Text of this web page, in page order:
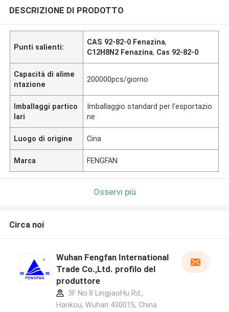
DESCRIZIONE DI PRODOTTO
Punti salienti:
CAS 92-82-0 Fenazina,
C12H8N2 Fenazina, Cas 92-82-0
Capacità di alime
ntazione
200000pcs/giorno
Imballaggi partico
lari
Imballaggio standard per l'esportazio
ne
Luogo di origine Cina
Marca FENGFAN
Osservi più
Circa noi
Wuhan Fengfan International
Trade Co.,Ltd. profilo del
produttore
3F No.8 LingjiaoHu Rd.,
Hankou, Wuhan 430015, China